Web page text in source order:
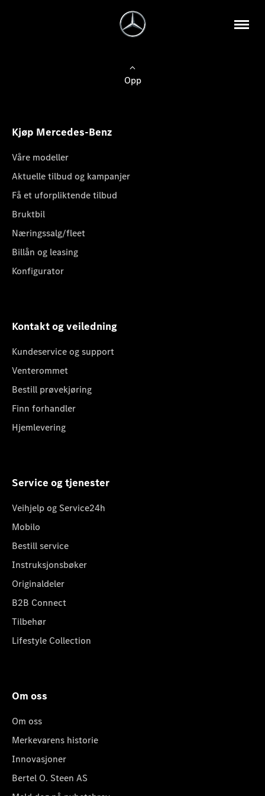
Opp
Kjøp Mercedes-Benz
Våre modeller
Aktuelle tilbud og kampanjer
Få et uforpliktende tilbud
Bruktbil
Næringssalg/fleet
Billån og leasing
Konfigurator
Kontakt og veiledning
Kundeservice og support
Venterommet
Bestill prøvekjøring
Finn forhandler
Hjemlevering
Service og tjenester
Veihjelp og Service24h
Mobilo
Bestill service
Instruksjonsbøker
Originaldeler
B2B Connect
Tilbehør
Lifestyle Collection
Om oss
Om oss
Merkevarens historie
Innovasjoner
Bertel O. Steen AS